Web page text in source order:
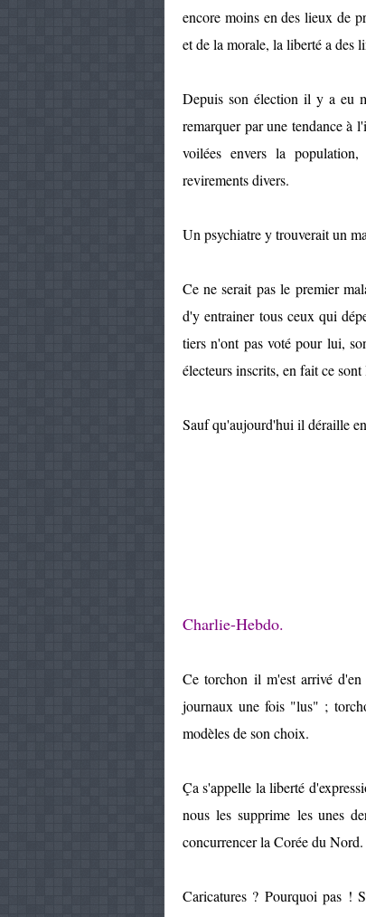
encore moins en des lieux de
et de la morale, la liberté a des
Depuis son élection il y a eu
remarquer par une tendance à
voilées envers la
revirements divers.
Un psychiatre y trouverait un
Ce ne serait pas le premier
d'y entrainer tous ceux qui
tiers n'ont pas voté pour lui,
électeurs inscrits, en fait ce
Sauf qu'aujourd'hui il déraille
Charlie-Hebdo.
Ce torchon il m'est arrivé d'en
journaux une fois "lus" ;
modèles de son choix.
Ça s'appelle la liberté
nous les supprime les unes
concurrencer la Corée du Nord.
Caricatures ? Pourquoi pas !